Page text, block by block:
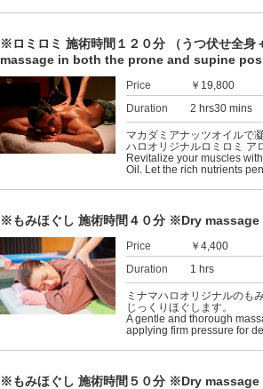
※ロミロミ 施術時間１２０分 （うつ伏せ全
massage in both the prone and supine
Price
￥19,800
Duration
2 hrs30 mins
マカダミアナッツオイルで
ハロオリジナルロミロミ ア
Revitalize your muscles
Oil. Let the rich nutrients
※もみほぐし 施術時間４０分 ※Dry massage
Price
￥4,400
Duration
1 hrs
ミナマハロオリジナルの
じっくりほぐします。
A gentle and thorough
applying firm pressure for
※もみほぐし 施術時間５０分 ※Dry massage